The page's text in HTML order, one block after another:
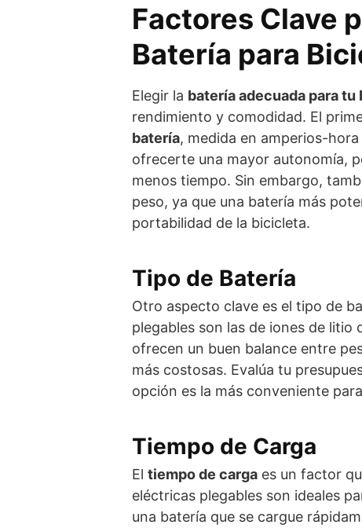
Factores Clave
Batería para
Elegir la batería adecuada para
rendimiento y comodidad. El
batería, medida en amperios-
ofrecerte una mayor autonomía,
menos tiempo. Sin embargo,
peso, ya que una batería más
portabilidad de la bicicleta.
Tipo de Batería
Otro aspecto clave es el tipo de
plegables son las de iones de litio
ofrecen un buen balance entre
más costosas. Evalúa tu
opción es la más conveniente
Tiempo de Carga
El tiempo de carga es un factor
eléctricas plegables son ideales
una batería que se cargue